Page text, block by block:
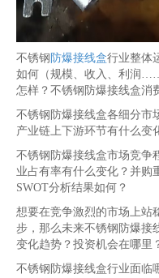
不锈钢 防爆接线盒行业整体
如何（规模、收入、利润
怎样？不锈钢防爆接线盒消
不锈钢防爆接线盒各细分市
产业链上下游环节有什么变
不锈钢防爆接线盒市场竞争
业占有率有什么变化？并购
SWOT分析结果如何？
想要在竞争激烈的市场上站
步，那么未来不锈钢防爆接
变化趋势？投资机会在哪里
不锈钢防爆接线盒行业面临